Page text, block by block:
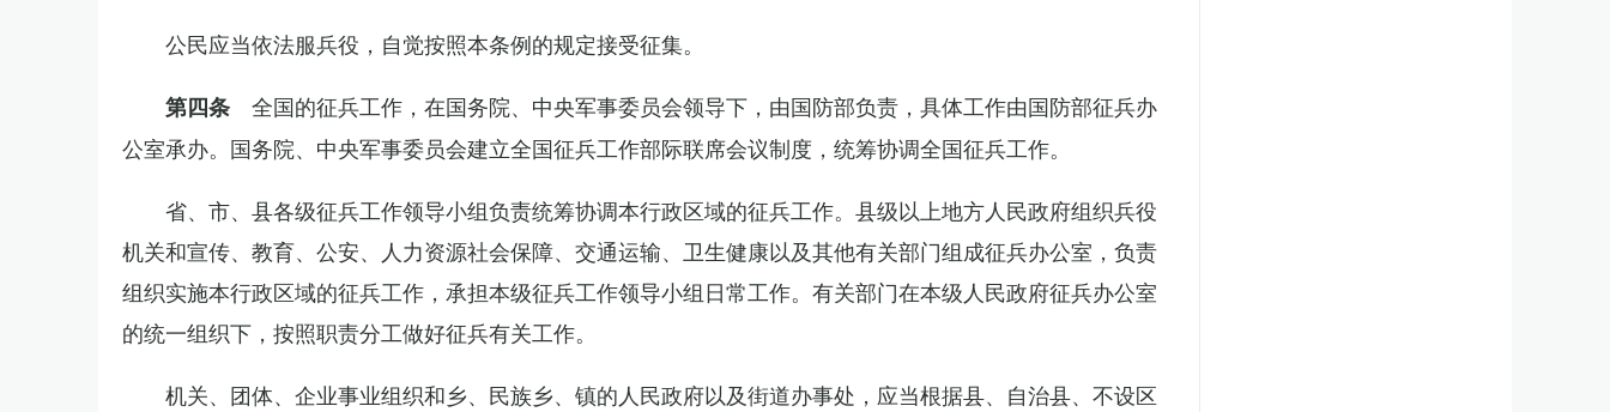
公民应当依法服兵役，自觉按照本条例的规定接受征集。
第四条 全国的征兵工作，在国务院、中央军事委员会领导下，由国防部负责，具体工作由国防部征兵办
公室承办。国务院、中央军事委员会建立全国征兵工作部际联席会议制度，统筹协调全国征兵工作。
省、市、县各级征兵工作领导小组负责统筹协调本行政区域的征兵工作。县级以上地方人民政府组织兵役
机关和宣传、教育、公安、人力资源社会保障、交通运输、卫生健康以及其他有关部门组成征兵办公室，负责
组织实施本行政区域的征兵工作，承担本级征兵工作领导小组日常工作。有关部门在本级人民政府征兵办公室
的统一组织下，按照职责分工做好征兵有关工作。
机关、团体、企业事业组织和乡、民族乡、镇的人民政府以及街道办事处，应当根据县、自治县、不设区